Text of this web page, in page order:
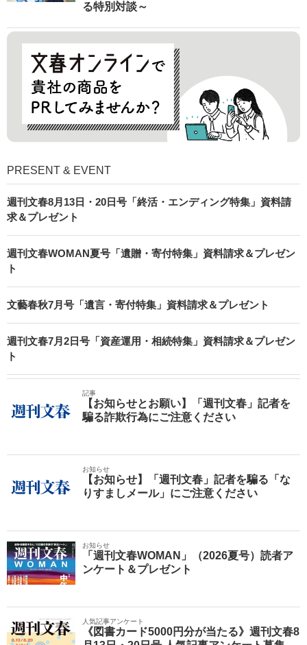
る特別対談～
PRESENT & EVENT
週刊文春8月13日・20日号「終活・エンディング特集」資料請
求＆プレゼント
週刊文春WOMAN夏号「遺贈・寄付特集」資料請求＆プレゼン
ト
文藝春秋7月号「遺言・寄付特集」資料請求＆プレゼント
週刊文春7月2日号「資産運用・相続特集」資料請求＆プレゼン
ト
記事
【お知らせとお願い】「週刊文春」記者を
騙る詐欺行為にご注意ください
お知らせ
【お知らせ】「週刊文春」記者を騙る「な
りすましメール」にご注意ください
お知らせ
「週刊文春WOMAN」（2026夏号）読者ア
ンケート＆プレゼント
人気記事アンケート
《図書カード5000円分が当たる》週刊文春8